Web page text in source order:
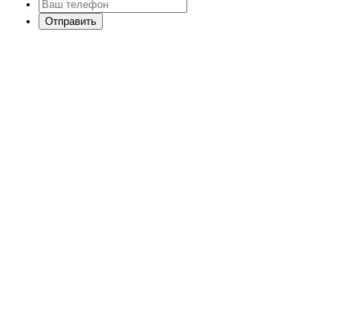
Отправить